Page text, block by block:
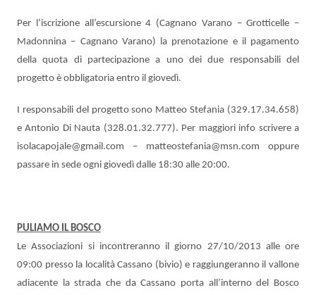
Per l’iscrizione all’escursione 4 (Cagnano Varano – Grotticelle –
Madonnina – Cagnano Varano) la prenotazione e il pagamento
della quota di partecipazione a uno dei due responsabili del
progetto è obbligatoria entro il giovedì.
I responsabili del progetto sono Matteo Stefania (329.17.34.658)
e Antonio Di Nauta (328.01.32.777). Per maggiori info scrivere a
isolacapojale@gmail.com – matteostefania@msn.com oppure
passare in sede ogni giovedì dalle 18:30 alle 20:00.
PULIAMO IL BOSCO
Le Associazioni si incontreranno il giorno 27/10/2013 alle ore
09:00 presso la località Cassano (bivio) e raggiungeranno il vallone
adiacente la strada che da Cassano porta all’interno del Bosco